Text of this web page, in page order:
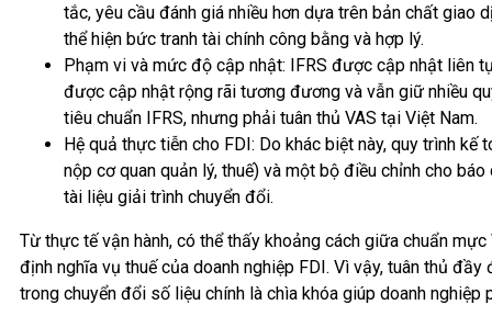
tắc, yêu cầu đánh giá nhiều hơn dựa trên bản chất giao
thể hiện bức tranh tài chính công bằng và hợp lý.
Phạm vi và mức độ cập nhật: IFRS được cập nhật liên
được cập nhật rộng rãi tương đương và vẫn giữ nhiều
tiêu chuẩn IFRS, nhưng phải tuân thủ VAS tại Việt Nam.
Hệ quả thực tiễn cho FDI: Do khác biệt này, quy trình
nộp cơ quan quản lý, thuế) và một bộ điều chỉnh cho
tài liệu giải trình chuyển đổi.
Từ thực tế vận hành, có thể thấy khoảng cách giữa chuẩn
định nghĩa vụ thuế của doanh nghiệp FDI. Vì vậy, tuân thủ
trong chuyển đổi số liệu chính là chìa khóa giúp doanh